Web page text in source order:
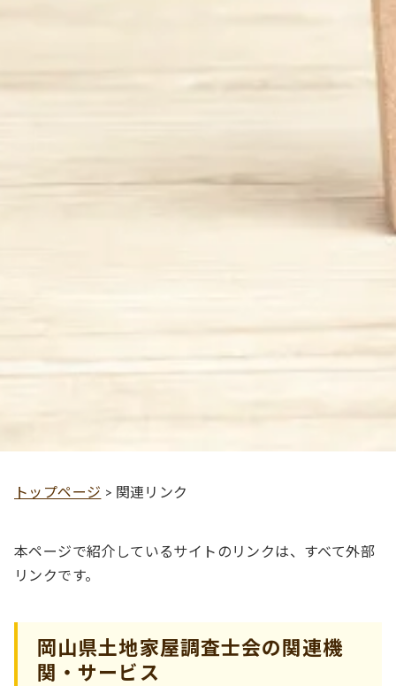
トップページ > 関連リンク
本ページで紹介しているサイトのリンクは、すべて外部
リンクです。
岡山県土地家屋調査士会の関連機
関・サービス